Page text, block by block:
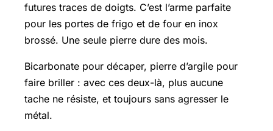
futures traces de doigts. C’est l’arme parfaite
pour les portes de frigo et de four en inox
brossé. Une seule pierre dure des mois.
Bicarbonate pour décaper, pierre d’argile pour
faire briller : avec ces deux-là, plus aucune
tache ne résiste, et toujours sans agresser le
métal.